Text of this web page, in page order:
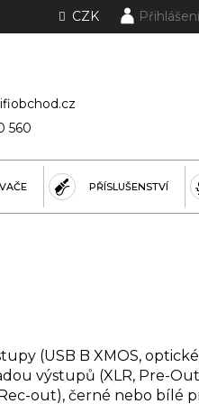
CZK Přihlášení
560
PŘÍSLUŠENSTVÍ
(USB B XMOS,
výstupů (XLR, Pre-
out), černé nebo bílé